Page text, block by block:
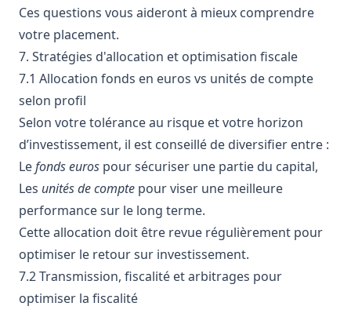
Ces questions vous aideront à mieux comprendre
votre placement.
7. Stratégies d'allocation et optimisation fiscale
7.1 Allocation fonds en euros vs unités de compte
selon profil
Selon votre tolérance au risque et votre horizon
d’investissement, il est conseillé de diversifier entre :
Lefonds euros pour sécuriser une partie du capital,
Les unités de compte pour viser une meilleure
performance sur le long terme.
Cette allocation doit être revue régulièrement pour
optimiser le retour sur investissement.
7.2 Transmission, fiscalité et arbitrages pour
optimiser la fiscalité